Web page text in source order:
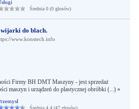
Średnia 0 (0 głosów)
do blach.
www.konstech.info
Firmy BH DMT Maszyny - jest sprzedaż
maszyn i urządzeń do plastycznej obróbki (...) »
Średnia 4.4 (47 głosów)